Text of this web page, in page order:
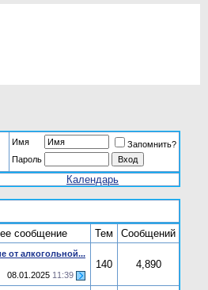
Имя
Запомнить?
Пароль
Календарь
сообщение Тем Сообщений
от алкогольной...
08.01.2025 11:39
140 4,890